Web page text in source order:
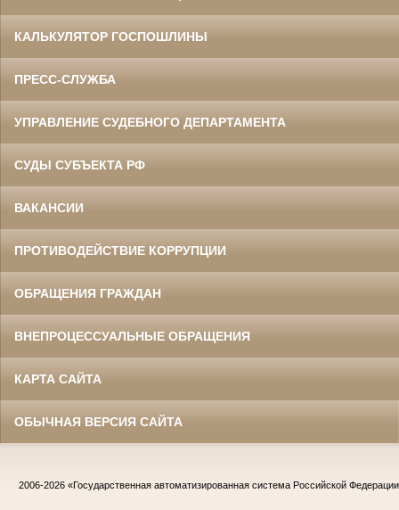
КАЛЬКУЛЯТОР ГОСПОШЛИНЫ
ПРЕСС-СЛУЖБА
УПРАВЛЕНИЕ СУДЕБНОГО ДЕПАРТАМЕНТА
СУДЫ СУБЪЕКТА РФ
ВАКАНСИИ
ПРОТИВОДЕЙСТВИЕ КОРРУПЦИИ
ОБРАЩЕНИЯ ГРАЖДАН
ВНЕПРОЦЕССУАЛЬНЫЕ ОБРАЩЕНИЯ
КАРТА САЙТА
ОБЫЧНАЯ ВЕРСИЯ САЙТА
2006-2026 «Государственная автоматизированная система Российской